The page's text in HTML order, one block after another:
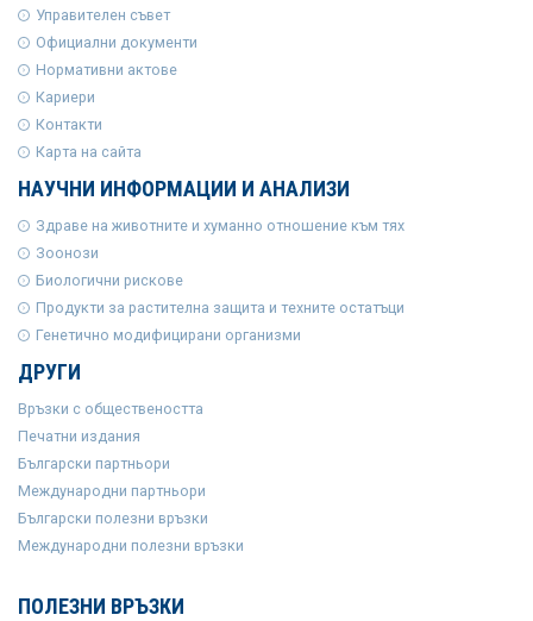
Управителен съвет
Официални документи
Нормативни актове
Кариери
Контакти
Карта на сайта
НАУЧНИ ИНФОРМАЦИИ И АНАЛИЗИ
Здраве на животните и хуманно отношение към тях
Зоонози
Биологични рискове
Продукти за растителна защита и техните остатъци
Генетично модифицирани организми
ДРУГИ
Връзки с обществеността
Печатни издания
Български партньори
Международни партньори
Български полезни връзки
Международни полезни връзки
ПОЛЕЗНИ ВРЪЗКИ